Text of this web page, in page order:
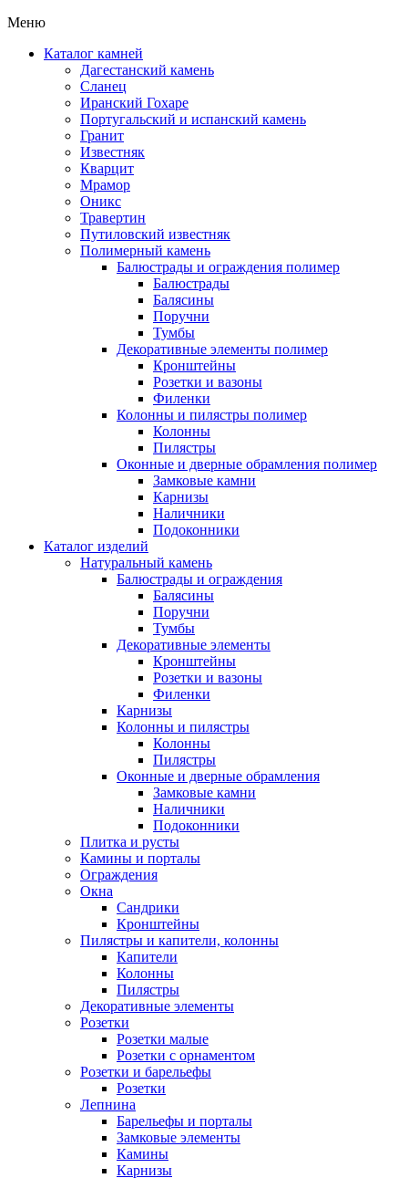
Меню
Каталог камней
Дагестанский камень
Сланец
Иранский Гохаре
Португальский и испанский камень
Гранит
Известняк
Кварцит
Мрамор
Оникс
Травертин
Путиловский известняк
Полимерный камень
Балюстрады и ограждения полимер
Балюстрады
Балясины
Поручни
Тумбы
Декоративные элементы полимер
Кронштейны
Розетки и вазоны
Филенки
Колонны и пилястры полимер
Колонны
Пилястры
Оконные и дверные обрамления полимер
Замковые камни
Карнизы
Наличники
Подоконники
Каталог изделий
Натуральный камень
Балюстрады и ограждения
Балясины
Поручни
Тумбы
Декоративные элементы
Кронштейны
Розетки и вазоны
Филенки
Карнизы
Колонны и пилястры
Колонны
Пилястры
Оконные и дверные обрамления
Замковые камни
Наличники
Подоконники
Плитка и русты
Камины и порталы
Ограждения
Окна
Сандрики
Кронштейны
Пилястры и капители, колонны
Капители
Колонны
Пилястры
Декоративные элементы
Розетки
Розетки малые
Розетки с орнаментом
Розетки и барельефы
Розетки
Лепнина
Барельефы и порталы
Замковые элементы
Камины
Карнизы